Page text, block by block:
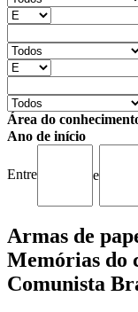
Área do
Ano de início
Entre e
Armas de
Memórias do
Comunista